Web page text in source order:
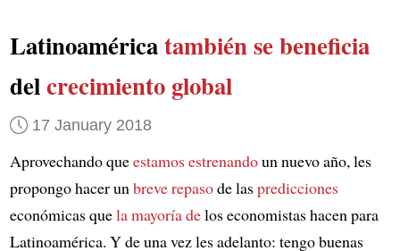
Latinoaméricatambién se beneficia
delcrecimiento global
17 January 2018
Aprovechando queestamos estrenandoun nuevo año, les
propongo hacer unbreve repasode laspredicciones
económicas quela mayoría delos economistas hacen para
Latinoamérica. Y de una vez les adelanto: tengo buenas